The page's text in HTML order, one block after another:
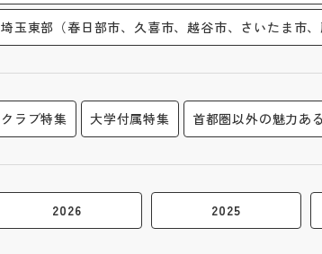
埼玉東部（春日部市、久喜市、越谷市、さいたま市、
クラブ特集 大学付属特集 首都圏以外の魅力あ
2026 2025